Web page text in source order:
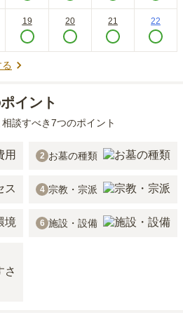
19 20 21 22
イント
談すべき7つのポイント
2 お墓の種類
4 宗教・宗派
6 施設・設備